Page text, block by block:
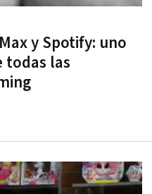
y Spotify: uno
todas las